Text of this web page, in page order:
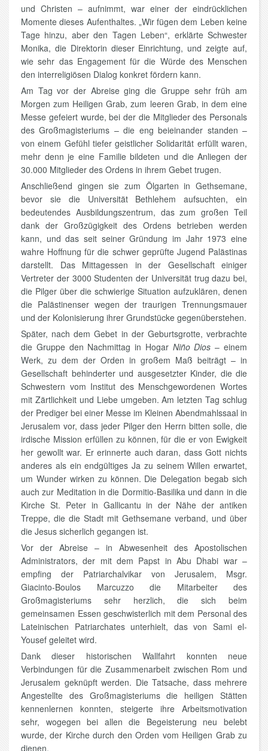
und Christen – aufnimmt, war einer der eindrücklichen
Momente dieses Aufenthaltes. „Wir fügen dem Leben keine
Tage hinzu, aber den Tagen Leben“, erklärte Schwester
Monika, die Direktorin dieser Einrichtung, und zeigte auf,
wie sehr das Engagement für die Würde des Menschen
den interreligiösen Dialog konkret fördern kann.
Am Tag vor der Abreise ging die Gruppe sehr früh am
Morgen zum Heiligen Grab, zum leeren Grab, in dem eine
Messe gefeiert wurde, bei der die Mitglieder des Personals
des Großmagisteriums – die eng beieinander standen –
von einem Gefühl tiefer geistlicher Solidarität erfüllt waren,
mehr denn je eine Familie bildeten und die Anliegen der
30.000 Mitglieder des Ordens in ihrem Gebet trugen.
Anschließend gingen sie zum Ölgarten in Gethsemane,
bevor sie die Universität Bethlehem aufsuchten, ein
bedeutendes Ausbildungszentrum, das zum großen Teil
dank der Großzügigkeit des Ordens betrieben werden
kann, und das seit seiner Gründung im Jahr 1973 eine
wahre Hoffnung für die schwer geprüfte Jugend Palästinas
darstellt. Das Mittagessen in der Gesellschaft einiger
Vertreter der 3000 Studenten der Universität trug dazu bei,
die Pilger über die schwierige Situation aufzuklären, denen
die Palästinenser wegen der traurigen Trennungsmauer
und der Kolonisierung ihrer Grundstücke gegenüberstehen.
Später, nach dem Gebet in der Geburtsgrotte, verbrachte
die Gruppe den Nachmittag in Hogar Niño Dios – einem
Werk, zu dem der Orden in großem Maß beiträgt – in
Gesellschaft behinderter und ausgesetzter Kinder, die die
Schwestern vom Institut des Menschgewordenen Wortes
mit Zärtlichkeit und Liebe umgeben. Am letzten Tag schlug
der Prediger bei einer Messe im Kleinen Abendmahlssaal in
Jerusalem vor, dass jeder Pilger den Herrn bitten solle, die
irdische Mission erfüllen zu können, für die er von Ewigkeit
her gewollt war. Er erinnerte auch daran, dass Gott nichts
anderes als ein endgültiges Ja zu seinem Willen erwartet,
um Wunder wirken zu können. Die Delegation begab sich
auch zur Meditation in die Dormitio-Basilika und dann in die
Kirche St. Peter in Gallicantu in der Nähe der antiken
Treppe, die die Stadt mit Gethsemane verband, und über
die Jesus sicherlich gegangen ist.
Vor der Abreise – in Abwesenheit des Apostolischen
Administrators, der mit dem Papst in Abu Dhabi war –
empfing der Patriarchalvikar von Jerusalem, Msgr.
Giacinto-Boulos Marcuzzo die Mitarbeiter des
Großmagisteriums sehr herzlich, die sich beim
gemeinsamen Essen geschwisterlich mit dem Personal des
Lateinischen Patriarchates unterhielt, das von Sami el-
Yousef geleitet wird.
Dank dieser historischen Wallfahrt konnten neue
Verbindungen für die Zusammenarbeit zwischen Rom und
Jerusalem geknüpft werden. Die Tatsache, dass mehrere
Angestellte des Großmagisteriums die heiligen Stätten
kennenlernen konnten, steigerte ihre Arbeitsmotivation
sehr, wogegen bei allen die Begeisterung neu belebt
wurde, der Kirche durch den Orden vom Heiligen Grab zu
dienen.